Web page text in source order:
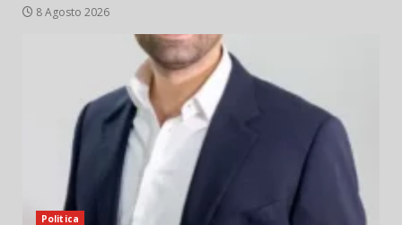
8 Agosto 2026
Politica